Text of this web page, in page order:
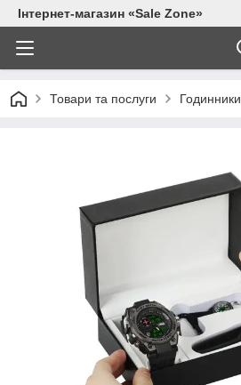
Інтернет-магазин «Sale Zone»
Товари та послуги Годинники